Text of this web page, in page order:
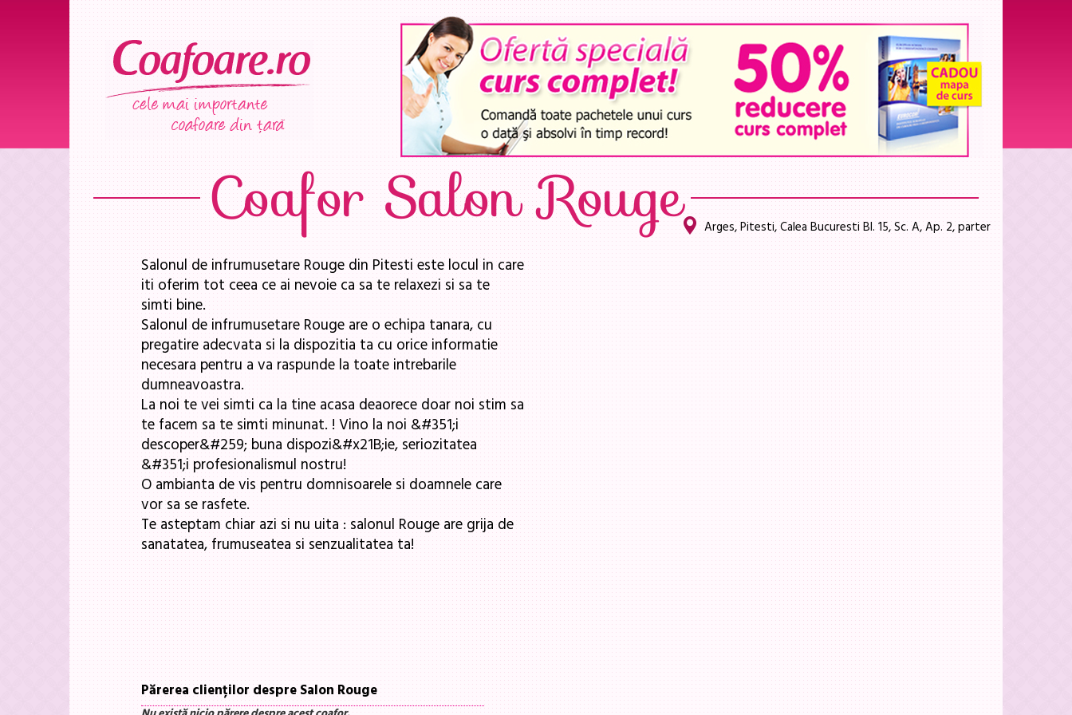
Coafor Salon Rouge
Salonul de infrumusetare Rouge din Pitesti este locul in care
iti oferim tot ceea ce ai nevoie ca sa te relaxezi si sa te
simti bine.
Salonul de infrumusetare Rouge are o echipa tanara, cu
pregatire adecvata si la dispozitia ta cu orice informatie
necesara pentru a va raspunde la toate intrebarile
dumneavoastra.
La noi te vei simti ca la tine acasa deaorece doar noi stim sa
te facem sa te simti minunat. ! Vino la noi &#351;i
descoper&#259; buna dispozi&#x21B;ie, seriozitatea
&#351;i profesionalismul nostru!
O ambianta de vis pentru domnisoarele si doamnele care
vor sa se rasfete.
Te asteptam chiar azi si nu uita : salonul Rouge are grija de
sanatatea, frumuseatea si senzualitatea ta!
Părerea clienților despre Salon Rouge
Arges, Pitesti, Calea Bucuresti Bl. 15, Sc. A, Ap. 2, parter